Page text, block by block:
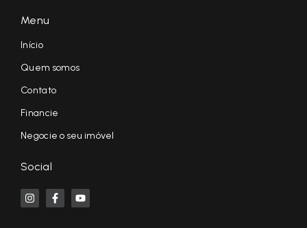
Menu
Início
Quem somos
Contato
Financie
Negocie o seu imóvel
Social